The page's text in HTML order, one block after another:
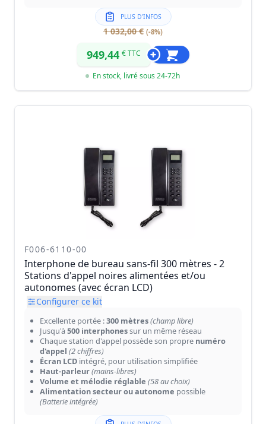
PLUS D'INFOS
1 032,00 € (-8%)
949,44 € TTC
En stock, livré sous 24-72h
F006-6110-00
Interphone de bureau sans-fil 300 mètres - 2
Stations d'appel noires alimentées et/ou
autonomes (avec écran LCD)
Configurer ce kit
Excellente portée :300 mètres(champ libre)
Jusqu'à 500 interphonessur un même réseau
Chaque station d'appel possède son propre numéro
d'appel (2 chiffres)
Écran LCD intégré, pour utilisation simplifiée
Haut-parleur(mains-libres)
Volume et mélodie réglable (58 au choix)
Alimentation secteur ou autonome possible
(Batterie intégrée)